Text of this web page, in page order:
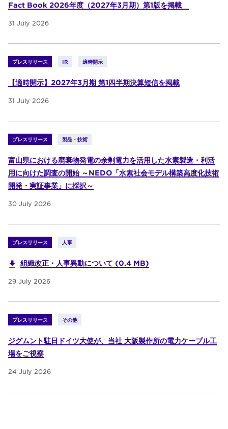
Fact Book 2026年度（2027年3月期）第1版を掲載
31 July 2026
プレスリリース IR 適時開示
【適時開示】2027年3月期 第1四半期決算短信を掲載
31 July 2026
プレスリリース 製品・技術
富山県における廃棄物発電の余剰電力を活用した水素製造・利活
用に向けた調査の開始 ～NEDO「水素社会モデル構築高度化技術
開発・実証事業」に採択～
30 July 2026
プレスリリース 人事
組織改正・人事異動について (0.4 MB)
29 July 2026
プレスリリース その他
ジグムント駐日ドイツ大使が、当社 大阪製作所の電力ケーブル工
場をご視察
24 July 2026